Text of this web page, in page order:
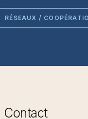
RÉSEAUX /
Contact